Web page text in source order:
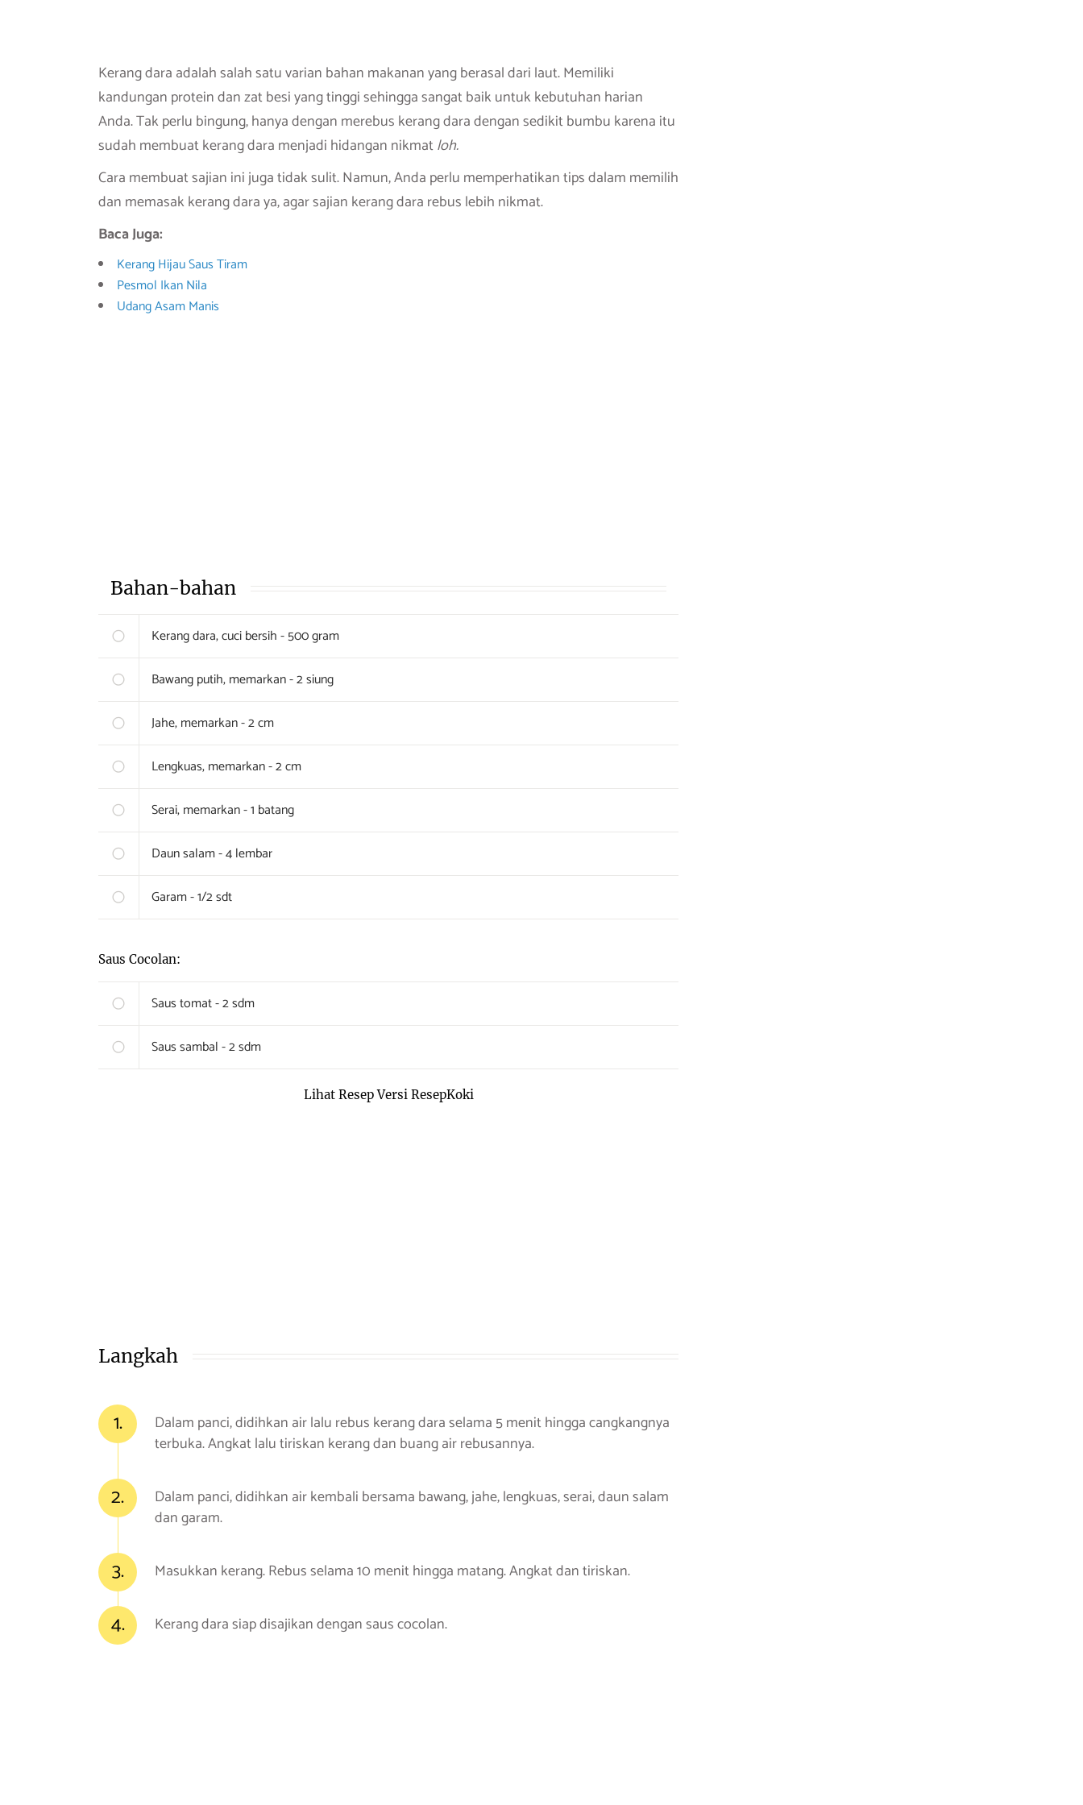
Kerang dara adalah salah satu varian bahan makanan yang berasal dari laut. Memiliki
kandungan protein dan zat besi yang tinggi sehingga sangat baik untuk kebutuhan harian
Anda. Tak perlu bingung, hanya dengan merebus kerang dara dengan sedikit bumbu karena itu
sudah membuat kerang dara menjadi hidangan nikmatloh.
Cara membuat sajian ini juga tidak sulit. Namun, Anda perlu memperhatikan tips dalam memilih
dan memasak kerang dara ya, agar sajian kerang dara rebus lebih nikmat.
Baca Juga:
Kerang Hijau Saus Tiram
Pesmol Ikan Nila
Udang Asam Manis
Bahan-bahan
Kerang dara, cuci bersih - 500 gram
Bawang putih, memarkan - 2 siung
Jahe, memarkan - 2 cm
Lengkuas, memarkan - 2 cm
Serai, memarkan - 1 batang
Daun salam - 4 lembar
Garam - 1/2 sdt
Saus Cocolan:
Saus tomat - 2 sdm
Saus sambal - 2 sdm
Lihat Resep Versi ResepKoki
Langkah
1.
Dalam panci, didihkan air lalu rebus kerang dara selama 5 menit hingga cangkangnya
terbuka. Angkat lalu tiriskan kerang dan buang air rebusannya.
2.
Dalam panci, didihkan air kembali bersama bawang, jahe, lengkuas, serai, daun salam
dan garam.
3. Masukkan kerang. Rebus selama 10 menit hingga matang. Angkat dan tiriskan.
4. Kerang dara siap disajikan dengan saus cocolan.